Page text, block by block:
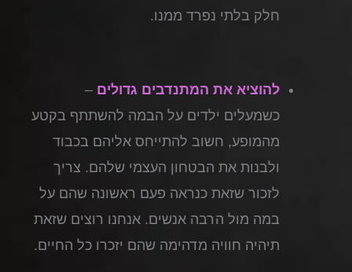
חלק בלתי נפרד ממנו.
להוציא את המתנדבים גדולים –
כשמעלים ילדים על הבמה להשתתף בקטע
מהמופע, חשוב להתייחס אליהם בכבוד
ולבנות את הבטחון העצמי שלהם. צריך
לזכור שזאת כנראה פעם ראשונה שהם על
במה מול הרבה אנשים. אנחנו רוצים שזאת
תיהיה חוויה מדהימה שהם יזכרו כל החיים.